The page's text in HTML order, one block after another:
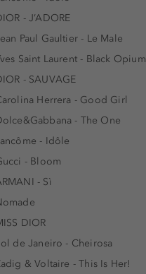
- J’ADORE
Paul Gaultier - Le Male
Saint Laurent - Black Opium
- SAUVAGE
Herrera - Good Girl
- The One
- Idôle
- Bloom
- Sì
DIOR
de Janeiro - Cheirosa
& Voltaire - This Is Her!